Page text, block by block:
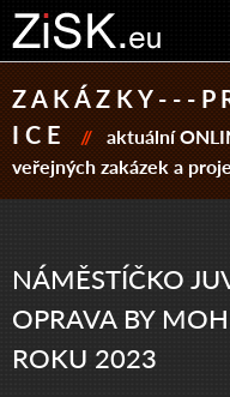
Z A K Á Z K Y - - - P
I C E
// aktuální
veřejných zakázek a
NÁMĚSTÍČKO
OPRAVA BY
ROKU 2023